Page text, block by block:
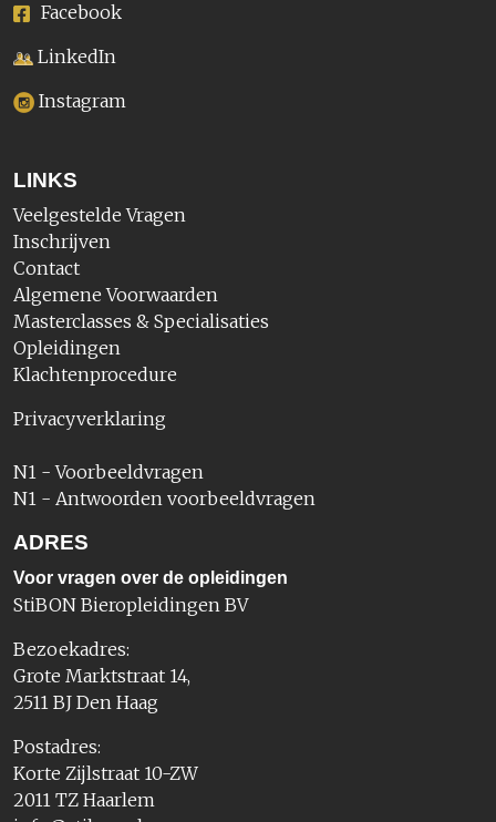
Facebook
LinkedIn
Instagram
LINKS
Veelgestelde Vragen
Inschrijven
Contact
Algemene Voorwaarden
Masterclasses & Specialisaties
Opleidingen
Klachtenprocedure
Privacyverklaring
N1 - Voorbeeldvragen
N1 - Antwoorden voorbeeldvragen
ADRES
Voor vragen over de opleidingen
StiBON Bieropleidingen BV
Bezoekadres:
Grote Marktstraat 14,
2511 BJ Den Haag
Postadres:
Korte Zijlstraat 10-ZW
2011 TZ Haarlem